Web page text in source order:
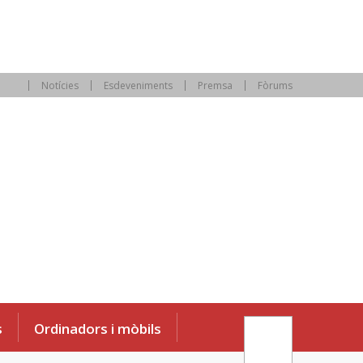
Notícies Esdeveniments Premsa Fòrums
Ordinadors i mòbils